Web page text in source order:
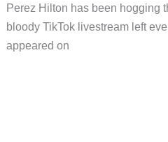
Perez Hilton has been hogging
bloody TikTok livestream left
appeared on